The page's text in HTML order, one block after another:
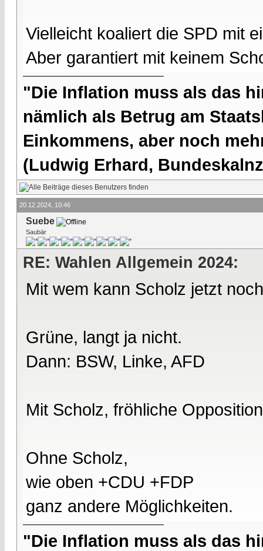
Vielleicht koaliert die SPD mit
Aber garantiert mit keinem
"Die Inflation muss als das
nämlich als Betrug am
Einkommens, aber noch
(Ludwig Erhard,
20.12.2024, 10:46
Suebe
Saubär
RE: Wahlen Allgemein 2024:
Mit wem kann Scholz jetzt
Grüne, langt ja nicht.
Dann: BSW, Linke, AFD
Mit Scholz, fröhliche
Ohne Scholz,
wie oben +CDU +FDP
ganz andere Möglichkeiten.
"Die Inflation muss als das